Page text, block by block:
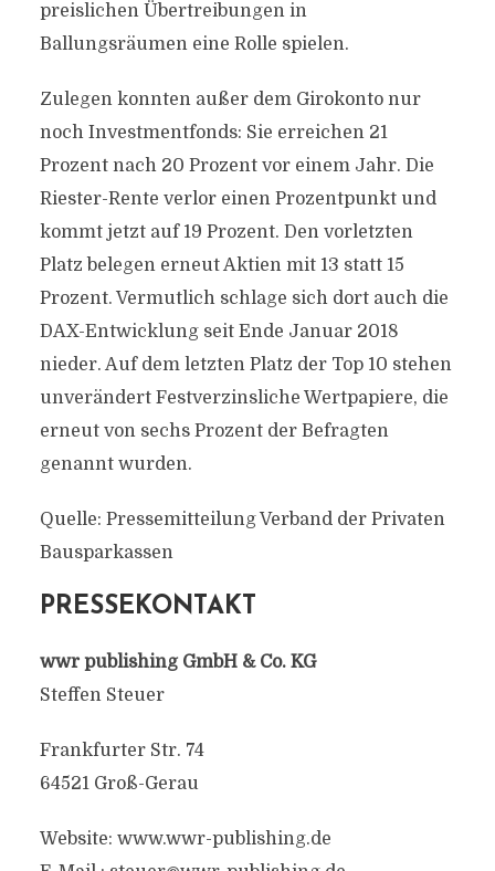
preislichen Übertreibungen in
Ballungsräumen eine Rolle spielen.
Zulegen konnten außer dem Girokonto nur
noch Investmentfonds: Sie erreichen 21
Prozent nach 20 Prozent vor einem Jahr. Die
Riester-Rente verlor einen Prozentpunkt und
kommt jetzt auf 19 Prozent. Den vorletzten
Platz belegen erneut Aktien mit 13 statt 15
Prozent. Vermutlich schlage sich dort auch die
DAX-Entwicklung seit Ende Januar 2018
nieder. Auf dem letzten Platz der Top 10 stehen
unverändert Festverzinsliche Wertpapiere, die
erneut von sechs Prozent der Befragten
genannt wurden.
Quelle: Pressemitteilung Verband der Privaten
Bausparkassen
PRESSEKONTAKT
wwr publishing GmbH & Co. KG
Steffen Steuer
Frankfurter Str. 74
64521 Groß-Gerau
Website: www.wwr-publishing.de